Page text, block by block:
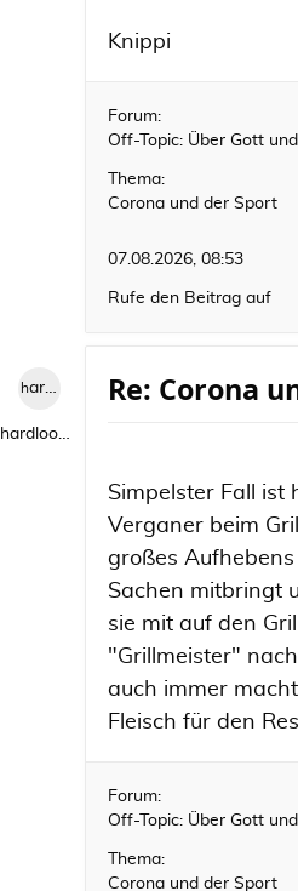
Knippi
Forum:
Off-Topic: Über Gott
Thema:
Corona und der Sport
07.08.2026, 08:53
Rufe den Beitrag auf
hardlooper
hardlooper
Re: Corona
Simpelster Fall ist
Verganer beim
großes
Sachen mitbringt
sie mit auf den
"Grillmeister"
auch immer
Fleisch für den
Forum:
Off-Topic: Über Gott
Thema:
Corona und der Sport